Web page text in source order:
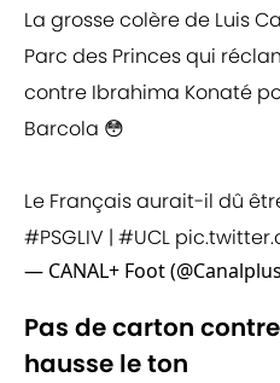
La grosse colère de Luis
Parc des Princes qui
contre Ibrahima Konaté
Barcola 😳
Le Français aurait-il dû
#PSGLIV | #UCL
— CANAL+ Foot
Pas de carton
hausse le ton